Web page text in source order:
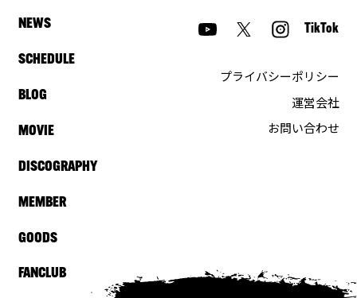
NEWS
SCHEDULE
BLOG
MOVIE
DISCOGRAPHY
MEMBER
GOODS
FANCLUB
TikTok
プライバシーポリシー
運営会社
お問い合わせ